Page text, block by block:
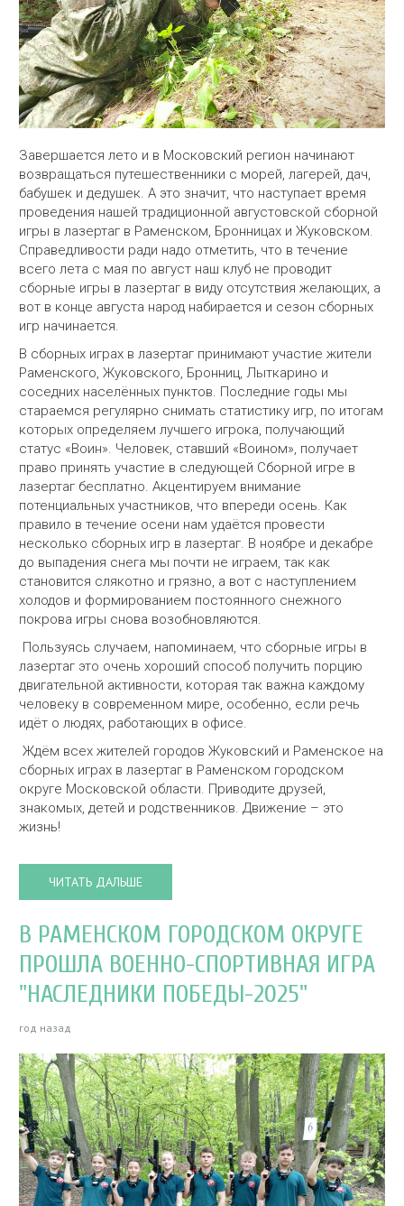
Завершается лето и в Московский регион начинают
возвращаться путешественники с морей, лагерей, дач,
бабушек и дедушек. А это значит, что наступает время
проведения нашей традиционной августовской сборной
игры в лазертаг в Раменском, Бронницах и Жуковском.
Справедливости ради надо отметить, что в течение
всего лета с мая по август наш клуб не проводит
сборные игры в лазертаг в виду отсутствия желающих, а
вот в конце августа народ набирается и сезон сборных
игр начинается.
В сборных играх в лазертаг принимают участие жители
Раменского, Жуковского, Бронниц, Лыткарино и
соседних населённых пунктов. Последние годы мы
стараемся регулярно снимать статистику игр, по итогам
которых определяем лучшего игрока, получающий
статус «Воин». Человек, ставший «Воином», получает
право принять участие в следующей Сборной игре в
лазертаг бесплатно. Акцентируем внимание
потенциальных участников, что впереди осень. Как
правило в течение осени нам удаётся провести
несколько сборных игр в лазертаг. В ноябре и декабре
до выпадения снега мы почти не играем, так как
становится слякотно и грязно, а вот с наступлением
холодов и формированием постоянного снежного
покрова игры снова возобновляются.
Пользуясь случаем, напоминаем, что сборные игры в
лазертаг это очень хороший способ получить порцию
двигательной активности, которая так важна каждому
человеку в современном мире, особенно, если речь
идёт о людях, работающих в офисе.
Ждём всех жителей городов Жуковский и Раменское на
сборных играх в лазертаг в Раменском городском
округе Московской области. Приводите друзей,
знакомых, детей и родственников. Движение – это
жизнь!
ЧИТАТЬ ДАЛЬШЕ
В РАМЕНСКОМ ГОРОДСКОМ ОКРУГЕ
ПРОШЛА ВОЕННО-СПОРТИВНАЯ ИГРА
"НАСЛЕДНИКИ ПОБЕДЫ-2025"
год назад